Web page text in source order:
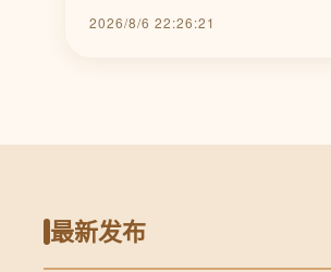
2026/8/6 22:26:21
最新发布